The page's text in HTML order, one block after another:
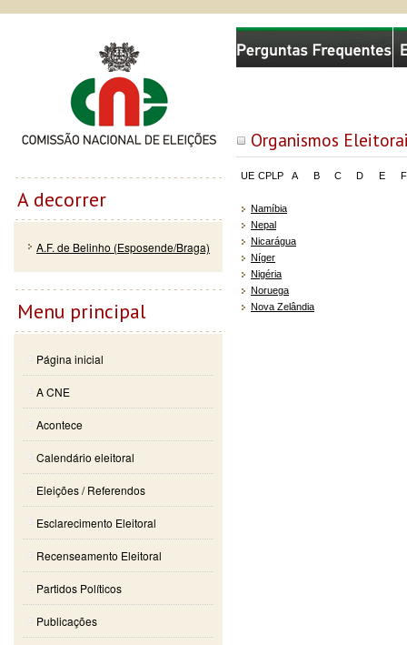
Organismos
UE CPLP A B C D E F
Namíbia
Nepal
Nicarágua
Níger
Nigéria
Noruega
Nova Zelândia
Comissão Nacional de Eleições
A decorrer
A.F. de Belinho (Esposende/Braga)
Menu principal
Página inicial
A CNE
Acontece
Calendário eleitoral
Eleições / Referendos
Esclarecimento Eleitoral
Recenseamento Eleitoral
Partidos Políticos
Publicações